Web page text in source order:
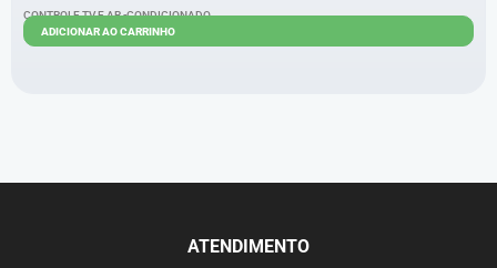
CONTROLE TV E AR -CONDICIONADO
ADICIONAR AO CARRINHO
ATENDIMENTO